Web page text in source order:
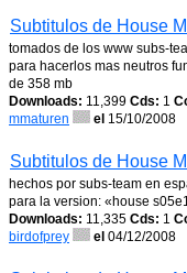
Subtitulos de House
tomados de los www subs-
para hacerlos mas neutros
de 358 mb
Downloads: 11,399 Cds: 1
mmaturen
el 15/10/2008
Subtitulos de House
hechos por subs-team en
para la version: «house
Downloads: 11,335 Cds: 1
birdofprey
el 04/12/2008